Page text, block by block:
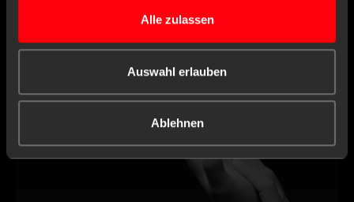
Alle zulassen
Auswahl erlauben
Ablehnen